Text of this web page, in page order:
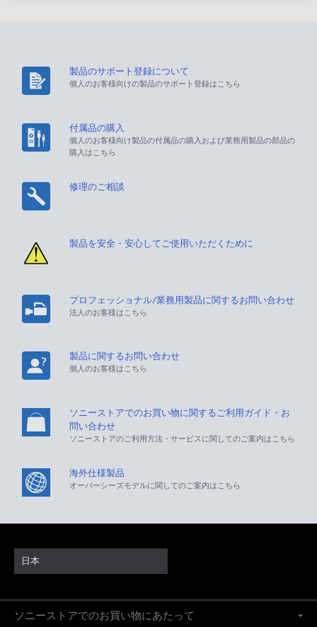
製品のサポート登録について
個人のお客様向けの製品のサポート登録はこちら
付属品の購入
個人のお客様向け製品の付属品の購入および業務用製品の部品の
購入はこちら
修理のご相談
製品を安全・安心してご使用いただくために
プロフェッショナル/業務用製品に関するお問い合わせ
法人のお客様はこちら
製品に関するお問い合わせ
個人のお客様はこちら
ソニーストアでのお買い物に関するご利用ガイド・お
問い合わせ
ソニーストアのご利用方法・サービスに関してのご案内はこちら
海外仕様製品
オーバーシーズモデルに関してのご案内はこちら
日本
ソニーストアでのお買い物にあたって